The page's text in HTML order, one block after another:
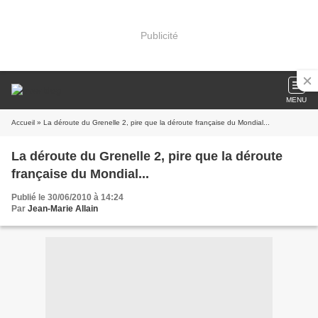
Publicité
MENU
Accueil » La déroute du Grenelle 2, pire que la déroute française du Mondial...
La déroute du Grenelle 2, pire que la déroute
française du Mondial...
Publié le 30/06/2010 à 14:24
Par Jean-Marie Allain